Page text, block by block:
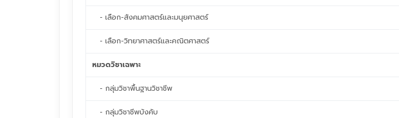
- เลือก-สังคมศาสตร์และมนุยศาสตร์
- เลือก-วิทยาศาสตร์และคณิตศาสตร์
หมวดวิชาเฉพาะ
- กลุ่มวิชาพื้นฐานวิชาชีพ
- กลุ่มวิชาชีพบังคับ